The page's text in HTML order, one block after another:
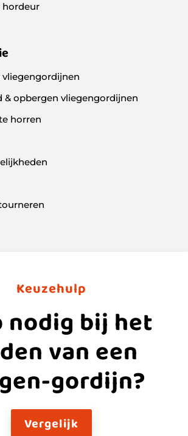
hordeur
vliegengordijnen
& opbergen vliegengordijnen
horren
Keuzehulp
nodig bij het
van een
gordijn?
Vergelijk